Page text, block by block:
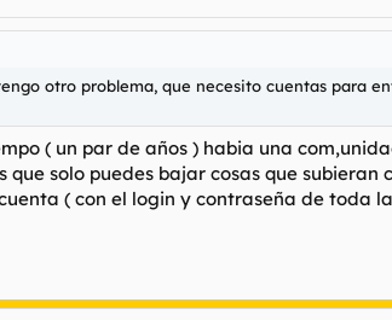
otro problema, que necesito cuentas para
( un par de años ) habia una
solo puedes bajar cosas que
( con el login y contraseña de toda